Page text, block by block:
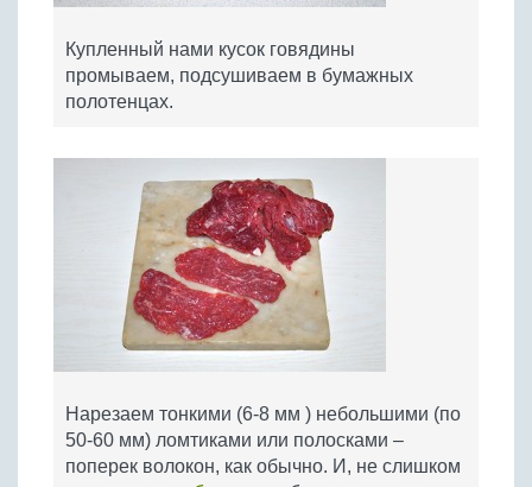
Купленный нами кусок говядины
промываем, подсушиваем в бумажных
полотенцах.
Нарезаем тонкими (6-8 мм ) небольшими (по
50-60 мм) ломтиками или полосками –
поперек волокон, как обычно. И, не слишком